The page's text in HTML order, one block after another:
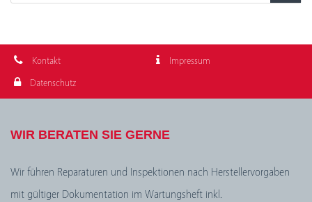
Kontakt
Impressum
Datenschutz
WIR BERATEN SIE GERNE
Wir führen Reparaturen und Inspektionen nach Herstellervorgaben
mit gültiger Dokumentation im Wartungsheft inkl.